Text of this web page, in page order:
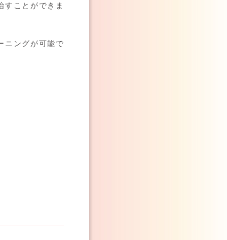
すことができま
ニングが可能で